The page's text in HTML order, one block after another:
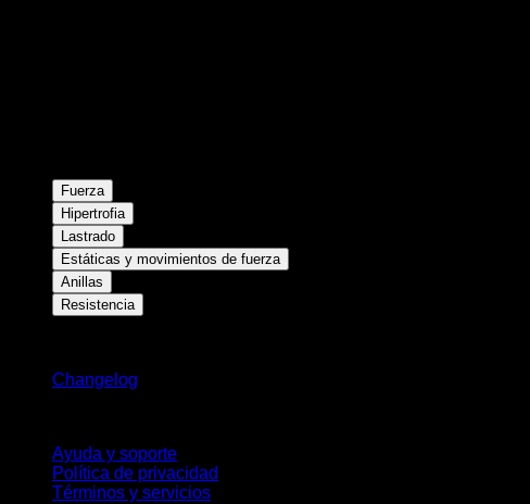
Fuerza
Hipertrofia
Lastrado
Estáticas y movimientos de fuerza
Anillas
Resistencia
Changelog
Ayuda y soporte
Política de privacidad
Términos y servicios